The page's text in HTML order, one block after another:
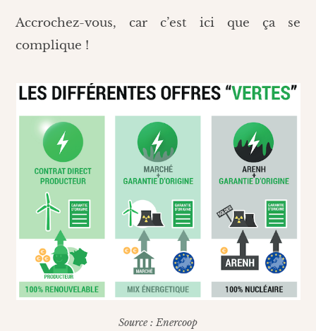
Accrochez-vous, car c’est ici que ça se
complique !
Source : Enercoop